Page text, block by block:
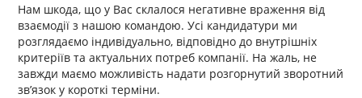
Нам шкода, що у Вас склалося негативне враження від
взаємодії з нашою командою. Усі кандидатури ми
розглядаємо індивідуально, відповідно до внутрішніх
критеріїв та актуальних потреб компанії. На жаль, не
завжди маємо можливість надати розгорнутий зворотний
зв’язок у короткі терміни.